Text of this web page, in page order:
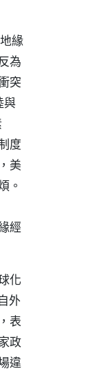
緣
為
突
與
度
美
。
經
化
外
表
政
違